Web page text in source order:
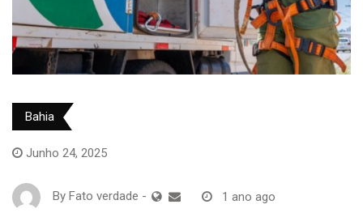
Bahia
Junho 24, 2025
By Fato verdade - 1 ano ago